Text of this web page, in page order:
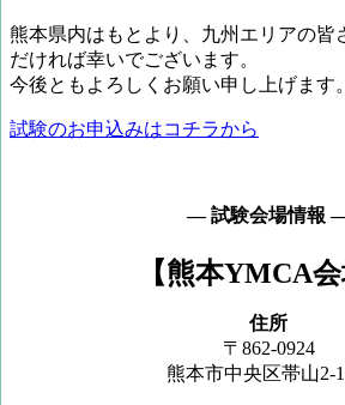
熊本県内はもとより、九州エリアの皆
だければ幸いでございます。
今後ともよろしくお願い申し上げます。
試験のお申込みはコチラから
― 試験会場情報
【熊本YMCA会
住所
〒862-0924
熊本市中央区帯山2-